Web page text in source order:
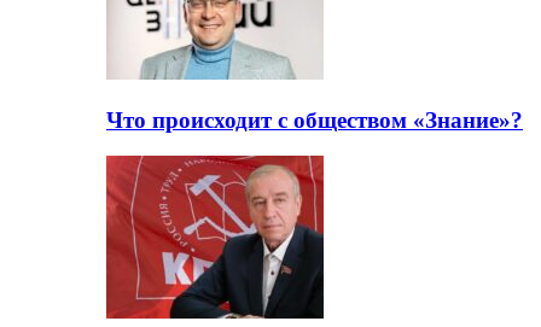
Что происходит с обществом «Знание»?